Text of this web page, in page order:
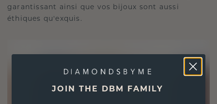
garantissant ainsi que vos bijoux sont aussi
éthiques qu'exquis.
JOIN THE DBM FAMILY